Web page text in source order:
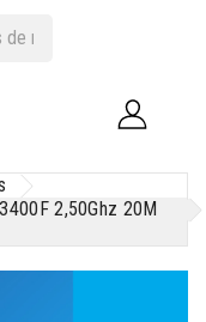
2,50Ghz 20M